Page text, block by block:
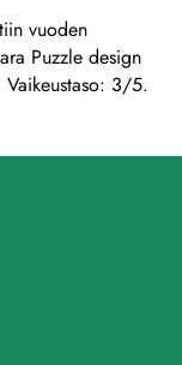
vuoden
Puzzle design
3/5.